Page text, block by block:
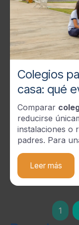
Colegios
casa: qué
Comparar
reducirse
instalaciones o
padres. Para
Leer más
1